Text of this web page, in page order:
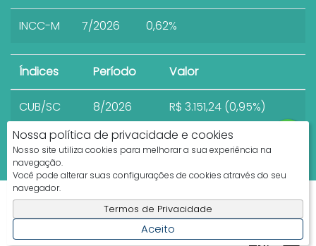
Nossa política de privacidade e cookies
Nosso site utiliza cookies para melhorar a sua experiência na
navegação.
Você pode alterar suas configurações de cookies através do seu
navegador.
Termos de Privacidade
Aceito
INCC-M 7/2026 0,62%
Índices Período Valor
CUB/SC 8/2026 R$ 3.151,24 (0,95%)
Apresenta.me ~ Plataforma Imobiliária
Copyright © 2026 ~ 0.0000s